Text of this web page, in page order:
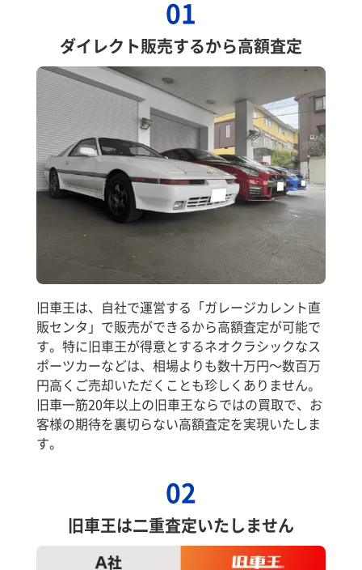
01
ダイレクト販売するから高額査定
旧車王は、自社で運営する「ガレージカレント直
販センタ」で販売ができるから高額査定が可能で
す。特に旧車王が得意とするネオクラシックなス
ポーツカーなどは、相場よりも数十万円～数百万
円高くご売却いただくことも珍しくありません。
旧車一筋20年以上の旧車王ならではの買取で、お
客様の期待を裏切らない高額査定を実現いたしま
す。
02
旧車王は二重査定いたしません